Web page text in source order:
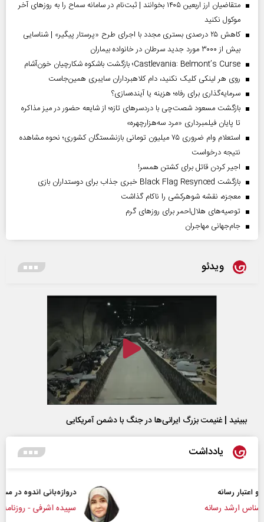
متقاضیان ارز اربعین ۱۴۰۵ بخوانند | ثبت‌نام در سامانه سماح را به روز‌های آخر
موکول نکنید
کاهش ۲۵ درصدی بستری مجدد با اجرای طرح «پرستار پیگیر» | شناسایی
بیش از ۳۰۰۰ مورد جدید سرطان در خانواده بیماران
Castlevania: Belmont’s Curse؛ بازگشت باشکوه شکارچیان خون‌آشام
روی هر لینکی کلیک نکنید، دام کلاهبرداران سایبری همین‌جاست
سرمایه‌گذاری برای رفاه؛ هزینه یا آینده‌سازی؟
بازگشت مسعود شصت‌چی با دردسر‌های تازه؛ از شایعه حضور در میز مذاکره
تا پایان فیلمبرداری «مرد سه‌هزارچهره»
استعلام وام ضروری ۷۵ میلیون تومانی بازنشستگان کشوری؛ نحوه مشاهده
نتیجه درخواست
اجیر کردن قاتل برای کشتن همسر!
بازگشت Black Flag Resynced خبری جذاب برای دوستداران بازی
معجزه، نقشه شوهرکشی را ناکام گذاشت
توصیه‌های هلال‌احمر برای روز‌های گرم
جام‌جهانی مهاجران
ویدئو
ببینید | غنیمت بزرگ ایرانی‌ها در جنگ با دشمن آمریکایی
یادداشت
دروازه‌بانی اندوه در مسیر امید
سپیده اشرفی - روزنامه‌نگار